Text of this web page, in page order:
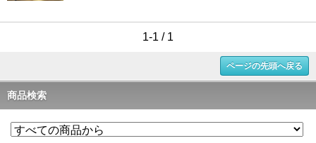
1-1 / 1
ページの先頭へ戻る
商品検索